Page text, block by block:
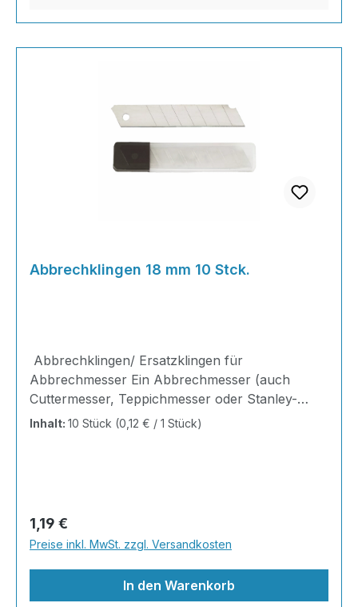
Abbrechklingen 18 mm 10 Stck.
Abbrechklingen/ Ersatzklingen für
Abbrechmesser Ein Abbrechmesser (auch
Cuttermesser, Teppichmesser oder Stanley-
Messer genannt) ist ein scharfes
Künstler und Heimwerker, bieten diese Klingen
maximale Schärfe und Langlebigkeit. Jede Klinge
besteht aus robustem Kohlenstoffstahl, der eine
saubere und präzise Schnittführung
gewährleistet. Ha
Inhalt: 10 Stück (0,12 € / 1 Stück)
Regulärer Preis:
1,19 €
Preise inkl. MwSt. zzgl. Versandkosten
In den Warenkorb